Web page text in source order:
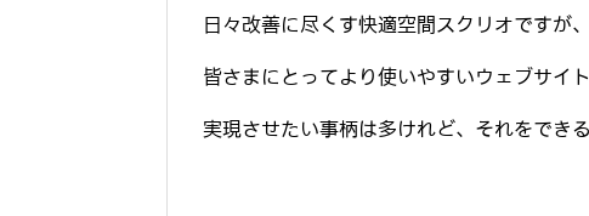
日々改善に尽くす快適空間スクリオですが
皆さまにとってより使いやすいウェブサイ
実現させたい事柄は多けれど、それをでき